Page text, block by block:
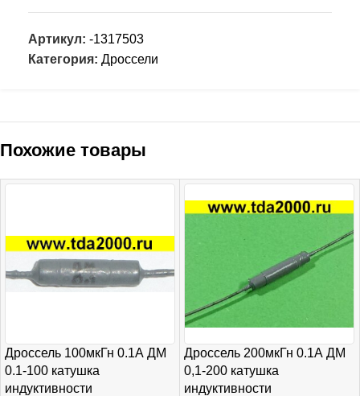
Артикул: -1317503
Категория: Дроссели
Похожие товары
Дроссель 100мкГн 0.1А ДМ
0.1-100 катушка
индуктивности
Дроссель 200мкГн 0.1А ДМ
0,1-200 катушка
индуктивности